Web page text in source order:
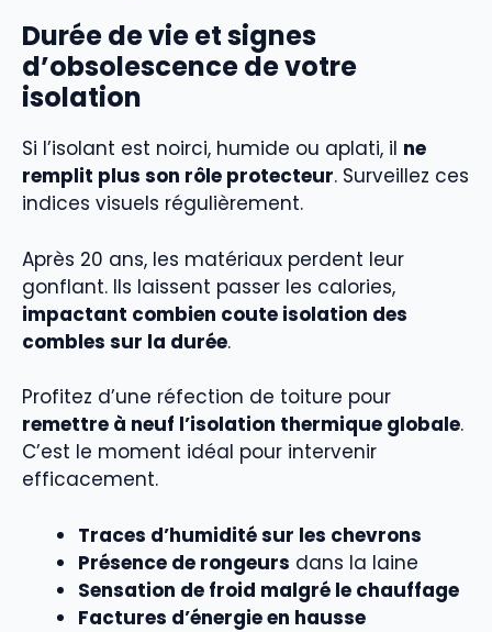
Durée de vie et signes
d’obsolescence de votre
isolation
Si l’isolant est noirci, humide ou aplati, il ne
remplit plus son rôle protecteur. Surveillez ces
indices visuels régulièrement.
Après 20 ans, les matériaux perdent leur
gonflant. Ils laissent passer les calories,
impactant combien coute isolation des
combles sur la durée.
Profitez d’une réfection de toiture pour
remettre à neuf l’isolation thermique globale.
C’est le moment idéal pour intervenir
efficacement.
Traces d’humidité sur les chevrons
Présence de rongeurs dans la laine
Sensation de froid malgré le chauffage
Factures d’énergie en hausse